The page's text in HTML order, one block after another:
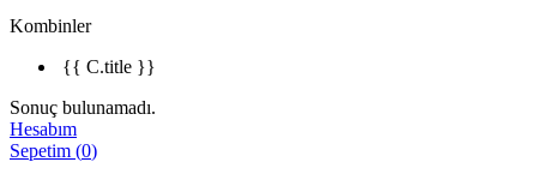
Kombinler
{{ C.title }}
Sonuç bulunamadı.
Hesabım
Sepetim (0)